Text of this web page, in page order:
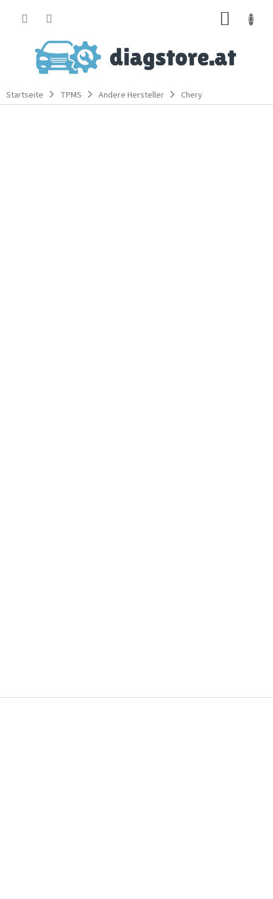
Startseite TPMS Andere Hersteller Chery